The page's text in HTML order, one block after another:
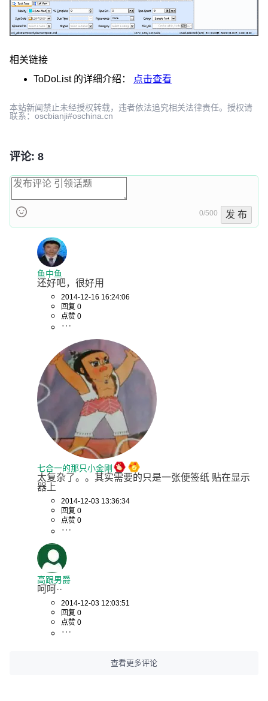
相关链接
ToDoList的详细介绍： 点击查看
本站新闻禁止未经授权转载，违者依法追究相关法律责任。授权请
联系：oscbianji#oschina.cn
评论: 8
0/500 发 布
鱼中鱼
还好吧，很好用
2014-12-16 16:24:06
回复 0
点赞 0
七合一的那只小金刚
太复杂了。。其实需要的只是一张便签纸 贴在显示
器上
2014-12-03 13:36:34
回复 0
点赞 0
高跟男爵
呵呵··
2014-12-03 12:03:51
回复 0
点赞 0
查看更多评论